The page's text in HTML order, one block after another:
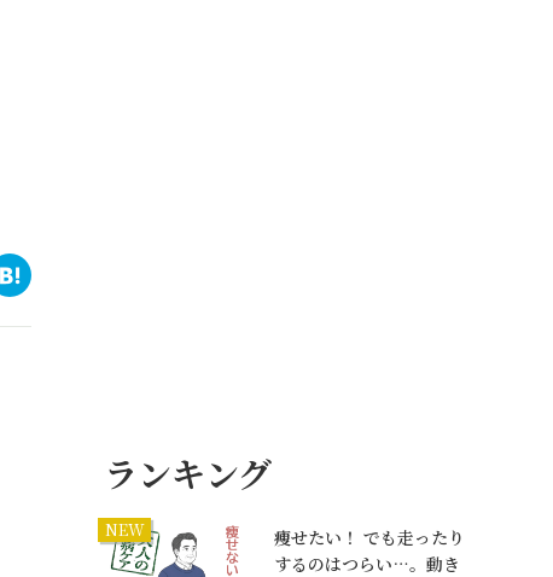
ランキング
NEW
痩せたい！ でも走ったり
するのはつらい…。動き